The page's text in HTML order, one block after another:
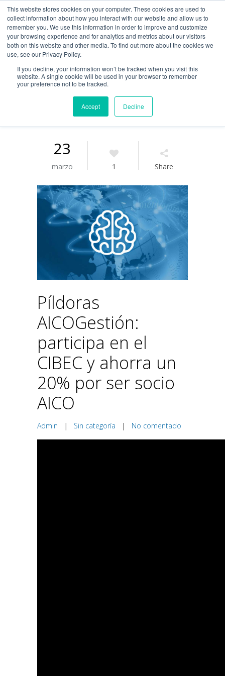
This website stores cookies on your computer. These cookies are used to
collect information about how you interact with our website and allow us to
remember you. We use this information in order to improve and customize
your browsing experience and for analytics and metrics about our visitors
both on this website and other media. To find out more about the cookies we
use, see our Privacy Policy.
If you decline, your information won’t be tracked when you visit this
website. A single cookie will be used in your browser to remember
your preference not to be tracked.
Accept Decline
Guía de uso
Acceso / Registro
23
marzo 1 Share
Píldoras
AICOGestión:
participa en el
CIBEC y ahorra un
20% por ser socio
AICO
Admin | Sin categoría | No comentado